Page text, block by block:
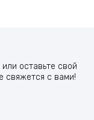
или оставьте свой
свяжется с вами!